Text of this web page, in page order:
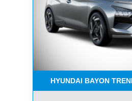
HYUNDAI BAYON